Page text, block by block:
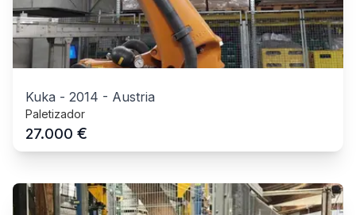
Kuka - 2014 - Austria
Paletizador
27.000 €